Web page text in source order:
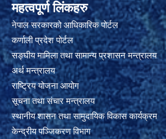
महत्वपूर्ण लिंकहरु
नेपाल सरकारको आधिकारिक पोर्टल
कर्णाली प्रदेश पोर्टल
सङ्घीय मामिला तथा सामान्य प्रशासन मन्त्रालय
अर्थ मन्त्रालय
राष्ट्रिय योजना आयोग
सूचना तथा संचार मन्त्रालय
स्थानीय शासन तथा सामुदायिक विकास कार्यक्रम
केन्द्रीय पञ्जिकरण विभाग